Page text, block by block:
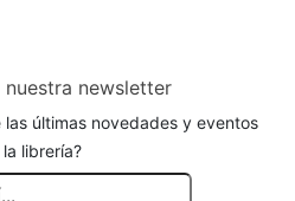
nuestra newsletter
últimas novedades y eventos
librería?